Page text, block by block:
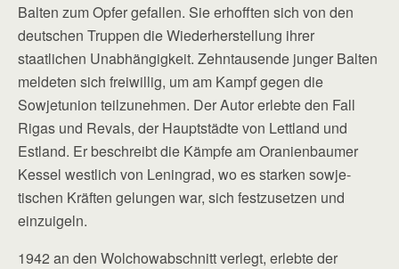
Balten zum Opfer gefallen. Sie erhofften sich von den
deutschen Truppen die Wiederherstellung ihrer
staatlichen Unabhängigkeit. Zehntausende junger Balten
meldeten sich freiwillig, um am Kampf gegen die
Sowjetunion teilzunehmen. Der Autor erlebte den Fall
Rigas und Revals, der Hauptstädte von Lettland und
Estland. Er beschreibt die Kämpfe am Oranienbaumer
Kessel westlich von Leningrad, wo es starken sowje­
tischen Kräften gelungen war, sich festzusetzen und
einzuigeln.
1942 an den Wolchowabschnitt verlegt, erlebte der